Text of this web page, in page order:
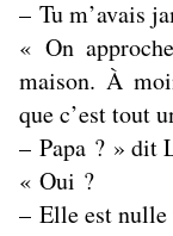
– Tu m’avais
« On
maison. À
que c’est tout
– Papa ? » dit
« Oui ?
– Elle est